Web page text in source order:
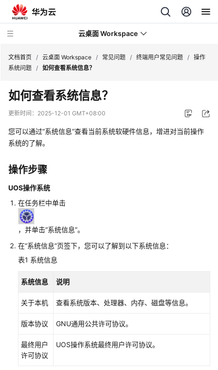
云桌面 Workspace
最
新
动
服
公
告
品
介
绍
计
费
明
快
入
用
文档首页 / 云桌面 Workspace / 常见问题 / 终端用户常见问题 / 操作
系统问题 / 如何查看系统信息？
如何查看系统信息？
更新时间： 2025-12-01 GMT+08:00
您可以通过“系统信息”查看当前系统软硬件信息，增进对当前操作
系统的了解。
操作步骤
UOS操作系统
在任务栏中单击
，并单击“系统信息”。
在“系统信息”页签下，您可以了解到以下系统信息：
表1 系统信息
系统信息 说明
关于本机 查看系统版本、处理器、内存、磁盘等信息。
版本协议 GNU通用公共许可协议。
最终用户
许可协议
UOS操作系统最终用户许可协议。